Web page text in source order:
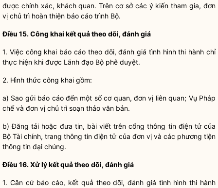
được chính xác, khách quan. Trên cơ sở các ý kiến tham gia, đơn
vị chủ trì hoàn thiện báo cáo trình Bộ.
Điều 15. Công khai kết quả theo dõi, đánh giá
1. Việc công khai báo cáo theo dõi, đánh giá tình hình thi hành chỉ
thực hiện khi được Lãnh đạo Bộ phê duyệt.
2. Hình thức công khai gồm:
a) Sao gửi báo cáo đến một số cơ quan, đơn vị liên quan; Vụ Pháp
chếvà đơn vị chủ trì soạn thảo văn bản.
b) Đăng tải hoặc đưa tin, bài viết trên cổng thông tin điện tử của
Bộ Tài chính, trang thông tin điện tử của đơn vị và các phương tiện
thông tin đại chúng.
Điều 16. Xử lý kết quả theo dõi, đánh giá
1. Căn cứ báo cáo, kết quả theo dõi, đánh giá tình hình thi hành